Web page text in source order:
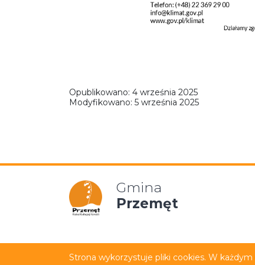
Opublikowano: 4 września 2025
Modyfikowano: 5 września 2025
Gmina
Przemęt
Mapa strony
Strona wykorzystuje pliki cookies. W